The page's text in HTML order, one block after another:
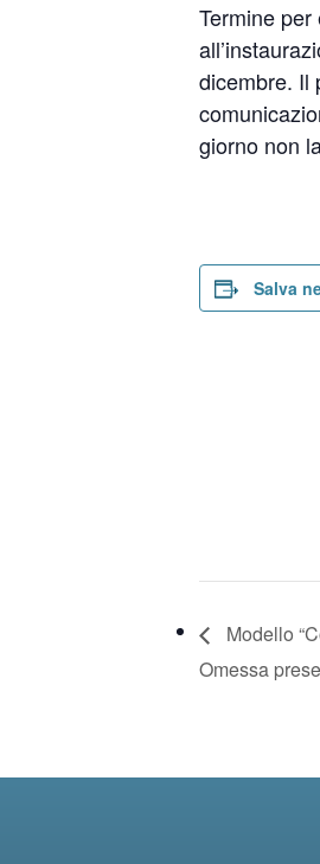
Termine
dicembre. Il
giorno non
Salva
Modello
Omessa